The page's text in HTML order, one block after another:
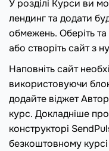
У розділі Курси ви
лендинг та додати
обмежень. Оберіть
або створіть сайт з
Наповніть сайт
використовуючи
додайте віджет
курс. Докладніше
конструкторі
безкоштовному курсі